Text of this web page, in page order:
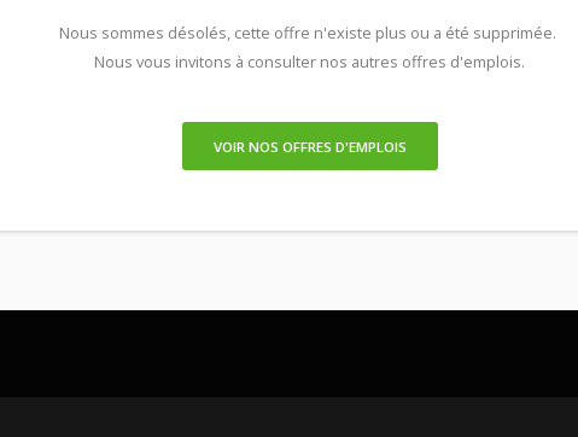
Nous sommes désolés, cette offre n'existe plus ou a été supprimée.
Nous vous invitons à consulter nos autres offres d'emplois.
VOIR NOS OFFRES D'EMPLOIS